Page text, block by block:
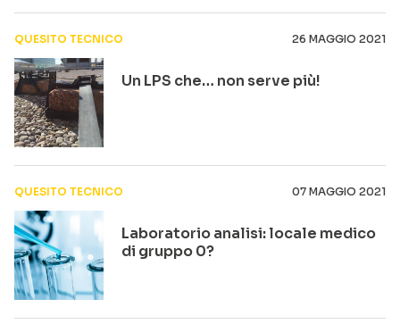
QUESITO TECNICO 26 MAGGIO 2021
Un LPS che… non serve più!
QUESITO TECNICO 07 MAGGIO 2021
Laboratorio analisi: locale medico
di gruppo 0?